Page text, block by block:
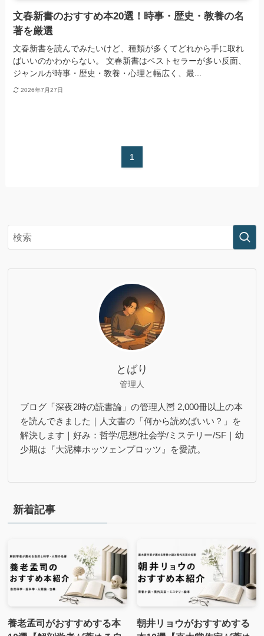
文春新書のおすすめ本20選！時事・歴史・教養の名
著を厳選
文春新書を読んでみたいけど、種類が多くてどれから手に取れ
ばいいのかわからない。 文春新書はベストセラーが多い反面、
ジャンルが時事・歴史・教養・心理と幅広く、最...
2026年7月27日
1
とばり
管理人
ブログ「深夜2時の読書論」の管理人🦉 2,000冊以上の本
を読んできました｜人文書の「何から読めばいい？」を
解決します｜好み：哲学/思想/社会学/ミステリー/SF｜幼
少期は『大泥棒ホッツェンプロッツ』を愛読。
新着記事
養老孟司がおすすめする本
朝井リョウがおすすめする